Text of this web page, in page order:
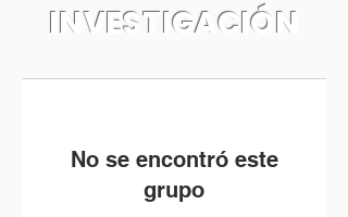
INVESTIGACIÓN
No se encontró este
grupo